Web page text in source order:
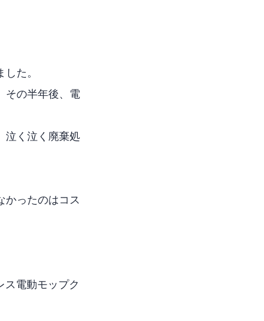
た。
その半年後、電
泣く泣く廃棄処
かったのはコス
ス電動モップク